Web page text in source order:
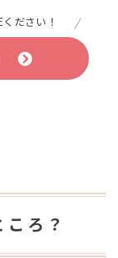
ださい！
ろ？